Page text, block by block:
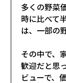
多くの野菜
時に比べて
は、一部の
その中で、
歓迎だと思
ビューで、